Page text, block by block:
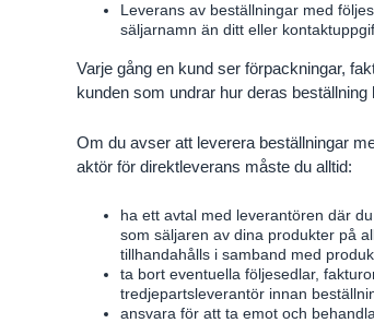
Leverans av beställningar med
säljarnamn än ditt eller
Varje gång en kund ser förpackningar,
kunden som undrar hur deras
Om du avser att leverera beställningar
aktör för direktleverans måste du alltid:
ha ett avtal med leverantören där
som säljaren av dina produkter på
tillhandahålls i samband med
ta bort eventuella följesedlar,
tredjepartsleverantör innan
ansvara för att ta emot och